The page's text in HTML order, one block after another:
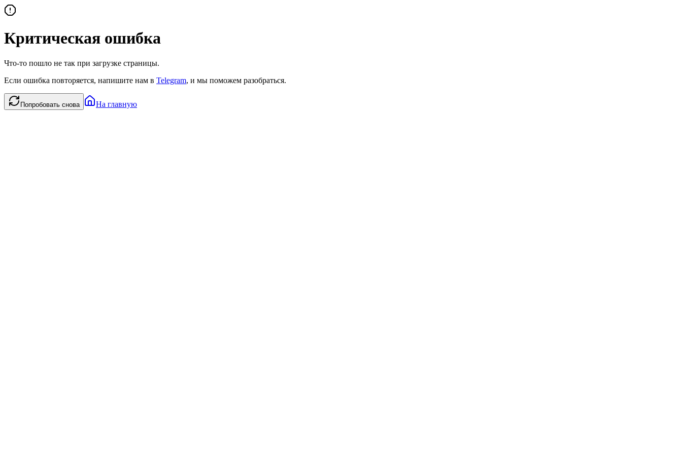
Критическая ошибка
Что-то пошло не так при загрузке страницы.
Если ошибка повторяется, напишите нам в Telegram, и мы поможем разобраться.
Попробовать снова На главную